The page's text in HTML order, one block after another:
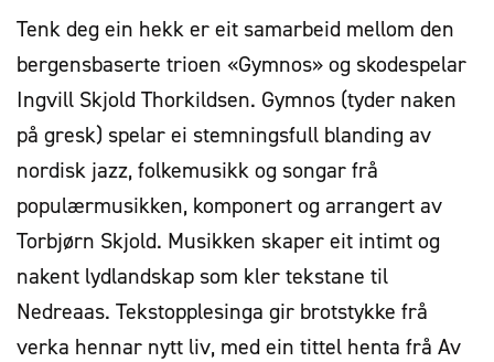
Tenk deg ein hekk er eit samarbeid mellom den
bergensbaserte trioen «Gymnos» og skodespelar
Ingvill Skjold Thorkildsen. Gymnos (tyder naken
på gresk) spelar ei stemningsfull blanding av
nordisk jazz, folkemusikk og songar frå
populærmusikken, komponert og arrangert av
Torbjørn Skjold. Musikken skaper eit intimt og
nakent lydlandskap som kler tekstane til
Nedreaas. Tekstopplesinga gir brotstykke frå
verka hennar nytt liv, med ein tittel henta frå Av